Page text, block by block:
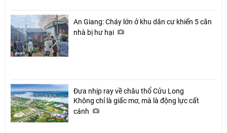
An Giang: Cháy lớn ở khu dân cư khiến 5 căn
nhà bị hư hại
Đưa nhịp ray về châu thổ Cửu Long
Không chỉ là giấc mơ, mà là động lực cất
cánh